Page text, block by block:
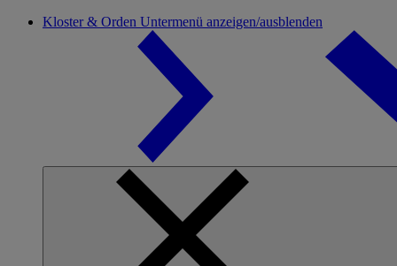
Kloster & Orden Untermenü anzeigen/ausblenden